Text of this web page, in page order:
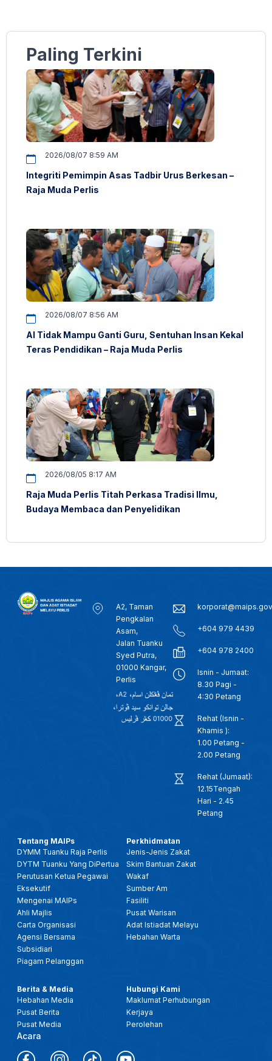
Paling Terkini
2026/08/07 8:59 AM
Integriti Pemimpin Asas Tadbir Urus Berkesan –
Raja Muda Perlis
2026/08/07 8:56 AM
AI Tidak Mampu Ganti Guru, Sentuhan Insan Kekal
Teras Pendidikan – Raja Muda Perlis
2026/08/05 8:17 AM
Raja Muda Perlis Titah Perkasa Tradisi Ilmu,
Budaya Membaca dan Penyelidikan
A2, Taman
Pengkalan
Asam,
Jalan Tuanku
Syed Putra,
01000 Kangar,
Perlis
+604 979 4439
+604 978 2400
Isnin - Jumaat:
8.30 Pagi -
4:30 Petang
Rehat (Isnin -
Khamis ):
1.00 Petang -
2.00 Petang
Rehat (Jumaat):
12.15Tengah
Hari - 2.45
Petang
Tentang MAIPs
DYMM Tuanku Raja Perlis
DYTM Tuanku Yang DiPertua
Perutusan Ketua Pegawai
Eksekutif
Mengenai MAIPs
Ahli Majlis
Carta Organisasi
Agensi Bersama
Subsidiari
Piagam Pelanggan
Perkhidmatan
Jenis-Jenis Zakat
Skim Bantuan Zakat
Wakaf
Sumber Am
Fasiliti
Pusat Warisan
Adat Istiadat Melayu
Hebahan Warta
Berita & Media
Hebahan Media
Pusat Berita
Pusat Media
Acara
Hubungi Kami
Maklumat Perhubungan
Kerjaya
Perolehan